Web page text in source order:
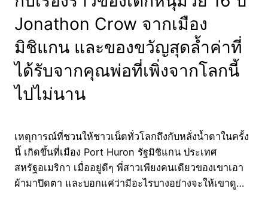
Jonathon Crow จากเมือง
มิชิแกน และของขวัญสุดล้ำค่าที่
ได้รับจากคุณพ่อที่เพิ่งจากโลกนี้
ไปไม่นาน
เหตุการณ์ที่ชวนให้ชาวเน็ตทั่วโลกถึงกับหลั่งน้ำตาในครั้ง
นี้ เกิดขึ้นที่เมือง Port Huron รัฐมิชิแกน ประเทศ
สหรัฐอเมริกา เมื่ออยู่ดีๆ พี่สาวเพียงคนเดียวของเขาเอา
ผ้ามาปิดตา และบอกแค่ว่ามีอะไรบางอย่างจะให้เขาดู…